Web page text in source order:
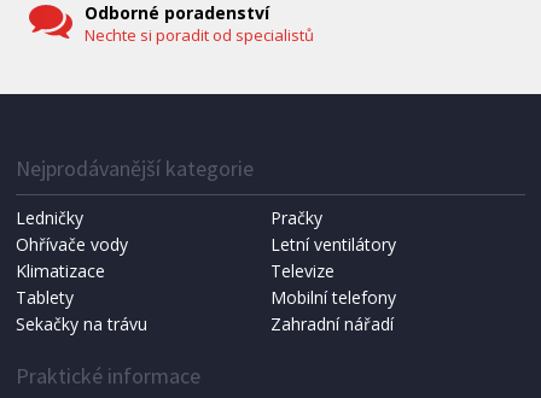
NÁHRADNÍ SÁČKY DO VYSAVAČE
Koma KRA-SB02S (Multi Bag, S-BAG SMS)
Odborné poradenství
Nechte si poradit od specialistů
Nejprodávanější kategorie
Ledničky
Pračky
Ohřívače vody
Letní ventilátory
Klimatizace
Televize
Tablety
Mobilní telefony
Sekačky na trávu
Zahradní nářadí
Praktické informace